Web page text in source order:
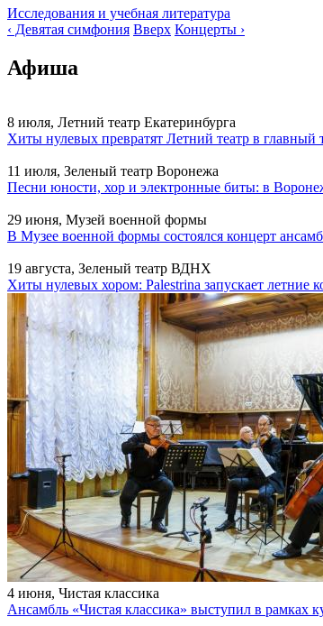
Исследования и учебная литература
‹ Девятая симфония Вверх Концерты ›
Афиша
8 июля, Летний театр Екатеринбурга
Хиты нулевых превратят Летний театр в главный
11 июля, Зеленый театр Воронежа
Песни юности, хор и электронные биты: в
29 июня, Музей военной формы
В Музее военной формы состоялся концерт
19 августа, Зеленый театр ВДНХ
Хиты нулевых хором: Palestrina запускает
4 июня, Чистая классика
Ансамбль «Чистая классика» выступил в